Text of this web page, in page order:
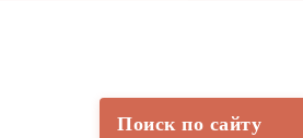
Поиск по сайту